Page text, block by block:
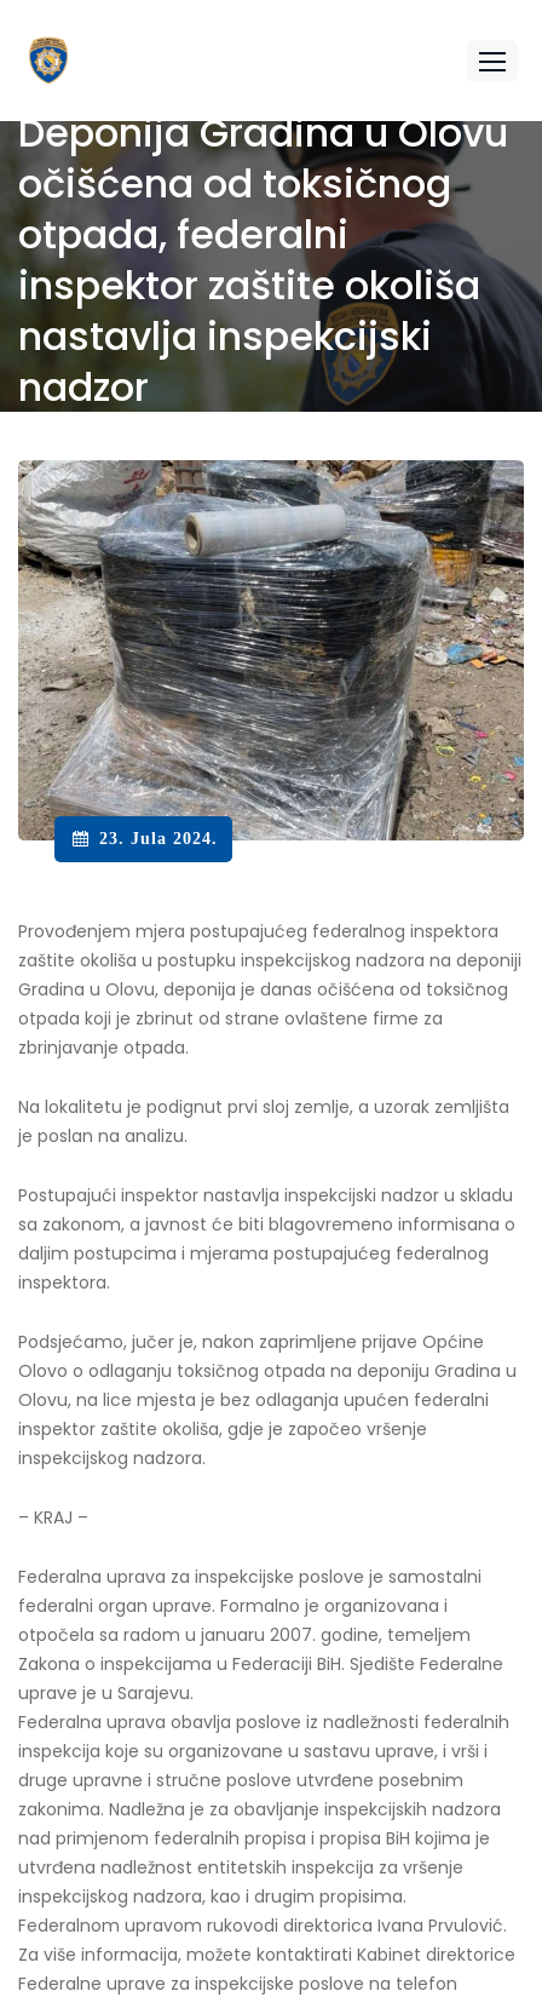
Deponija Gradina u Olovu
očišćena od toksičnog
otpada, federalni
inspektor zaštite okoliša
nastavlja inspekcijski
nadzor
23. Jula 2024.
Provođenjem mjera postupajućeg federalnog inspektora
zaštite okoliša u postupku inspekcijskog nadzora na deponiji
Gradina u Olovu, deponija je danas očišćena od toksičnog
otpada koji je zbrinut od strane ovlaštene firme za
zbrinjavanje otpada.
Na lokalitetu je podignut prvi sloj zemlje, a uzorak zemljišta
je poslan na analizu.
Postupajući inspektor nastavlja inspekcijski nadzor u skladu
sa zakonom, a javnost će biti blagovremeno informisana o
daljim postupcima i mjerama postupajućeg federalnog
inspektora.
Podsjećamo, jučer je, nakon zaprimljene prijave Općine
Olovo o odlaganju toksičnog otpada na deponiju Gradina u
Olovu, na lice mjesta je bez odlaganja upućen federalni
inspektor zaštite okoliša, gdje je započeo vršenje
inspekcijskog nadzora.
– KRAJ –
Federalna uprava za inspekcijske poslove je samostalni
federalni organ uprave. Formalno je organizovana i
otpočela sa radom u januaru 2007. godine, temeljem
Zakona o inspekcijama u Federaciji BiH. Sjedište Federalne
uprave je u Sarajevu.
Federalna uprava obavlja poslove iz nadležnosti federalnih
inspekcija koje su organizovane u sastavu uprave, i vrši i
druge upravne i stručne poslove utvrđene posebnim
zakonima. Nadležna je za obavljanje inspekcijskih nadzora
nad primjenom federalnih propisa i propisa BiH kojima je
utvrđena nadležnost entitetskih inspekcija za vršenje
inspekcijskog nadzora, kao i drugim propisima.
Federalnom upravom rukovodi direktorica Ivana Prvulović.
Za više informacija, možete kontaktirati Kabinet direktorice
Federalne uprave za inspekcijske poslove na telefon